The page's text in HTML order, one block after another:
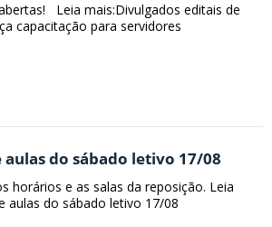
Leia mais:Divulgados editais de
capacitação para servidores
do sábado letivo 17/08
horários e as salas da reposição. Leia
aulas do sábado letivo 17/08